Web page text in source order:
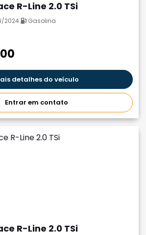
R-Line 2.0 TSi
2024
Gasolina
detalhes do veículo
Entrar em contato
R-Line 2.0 TSi